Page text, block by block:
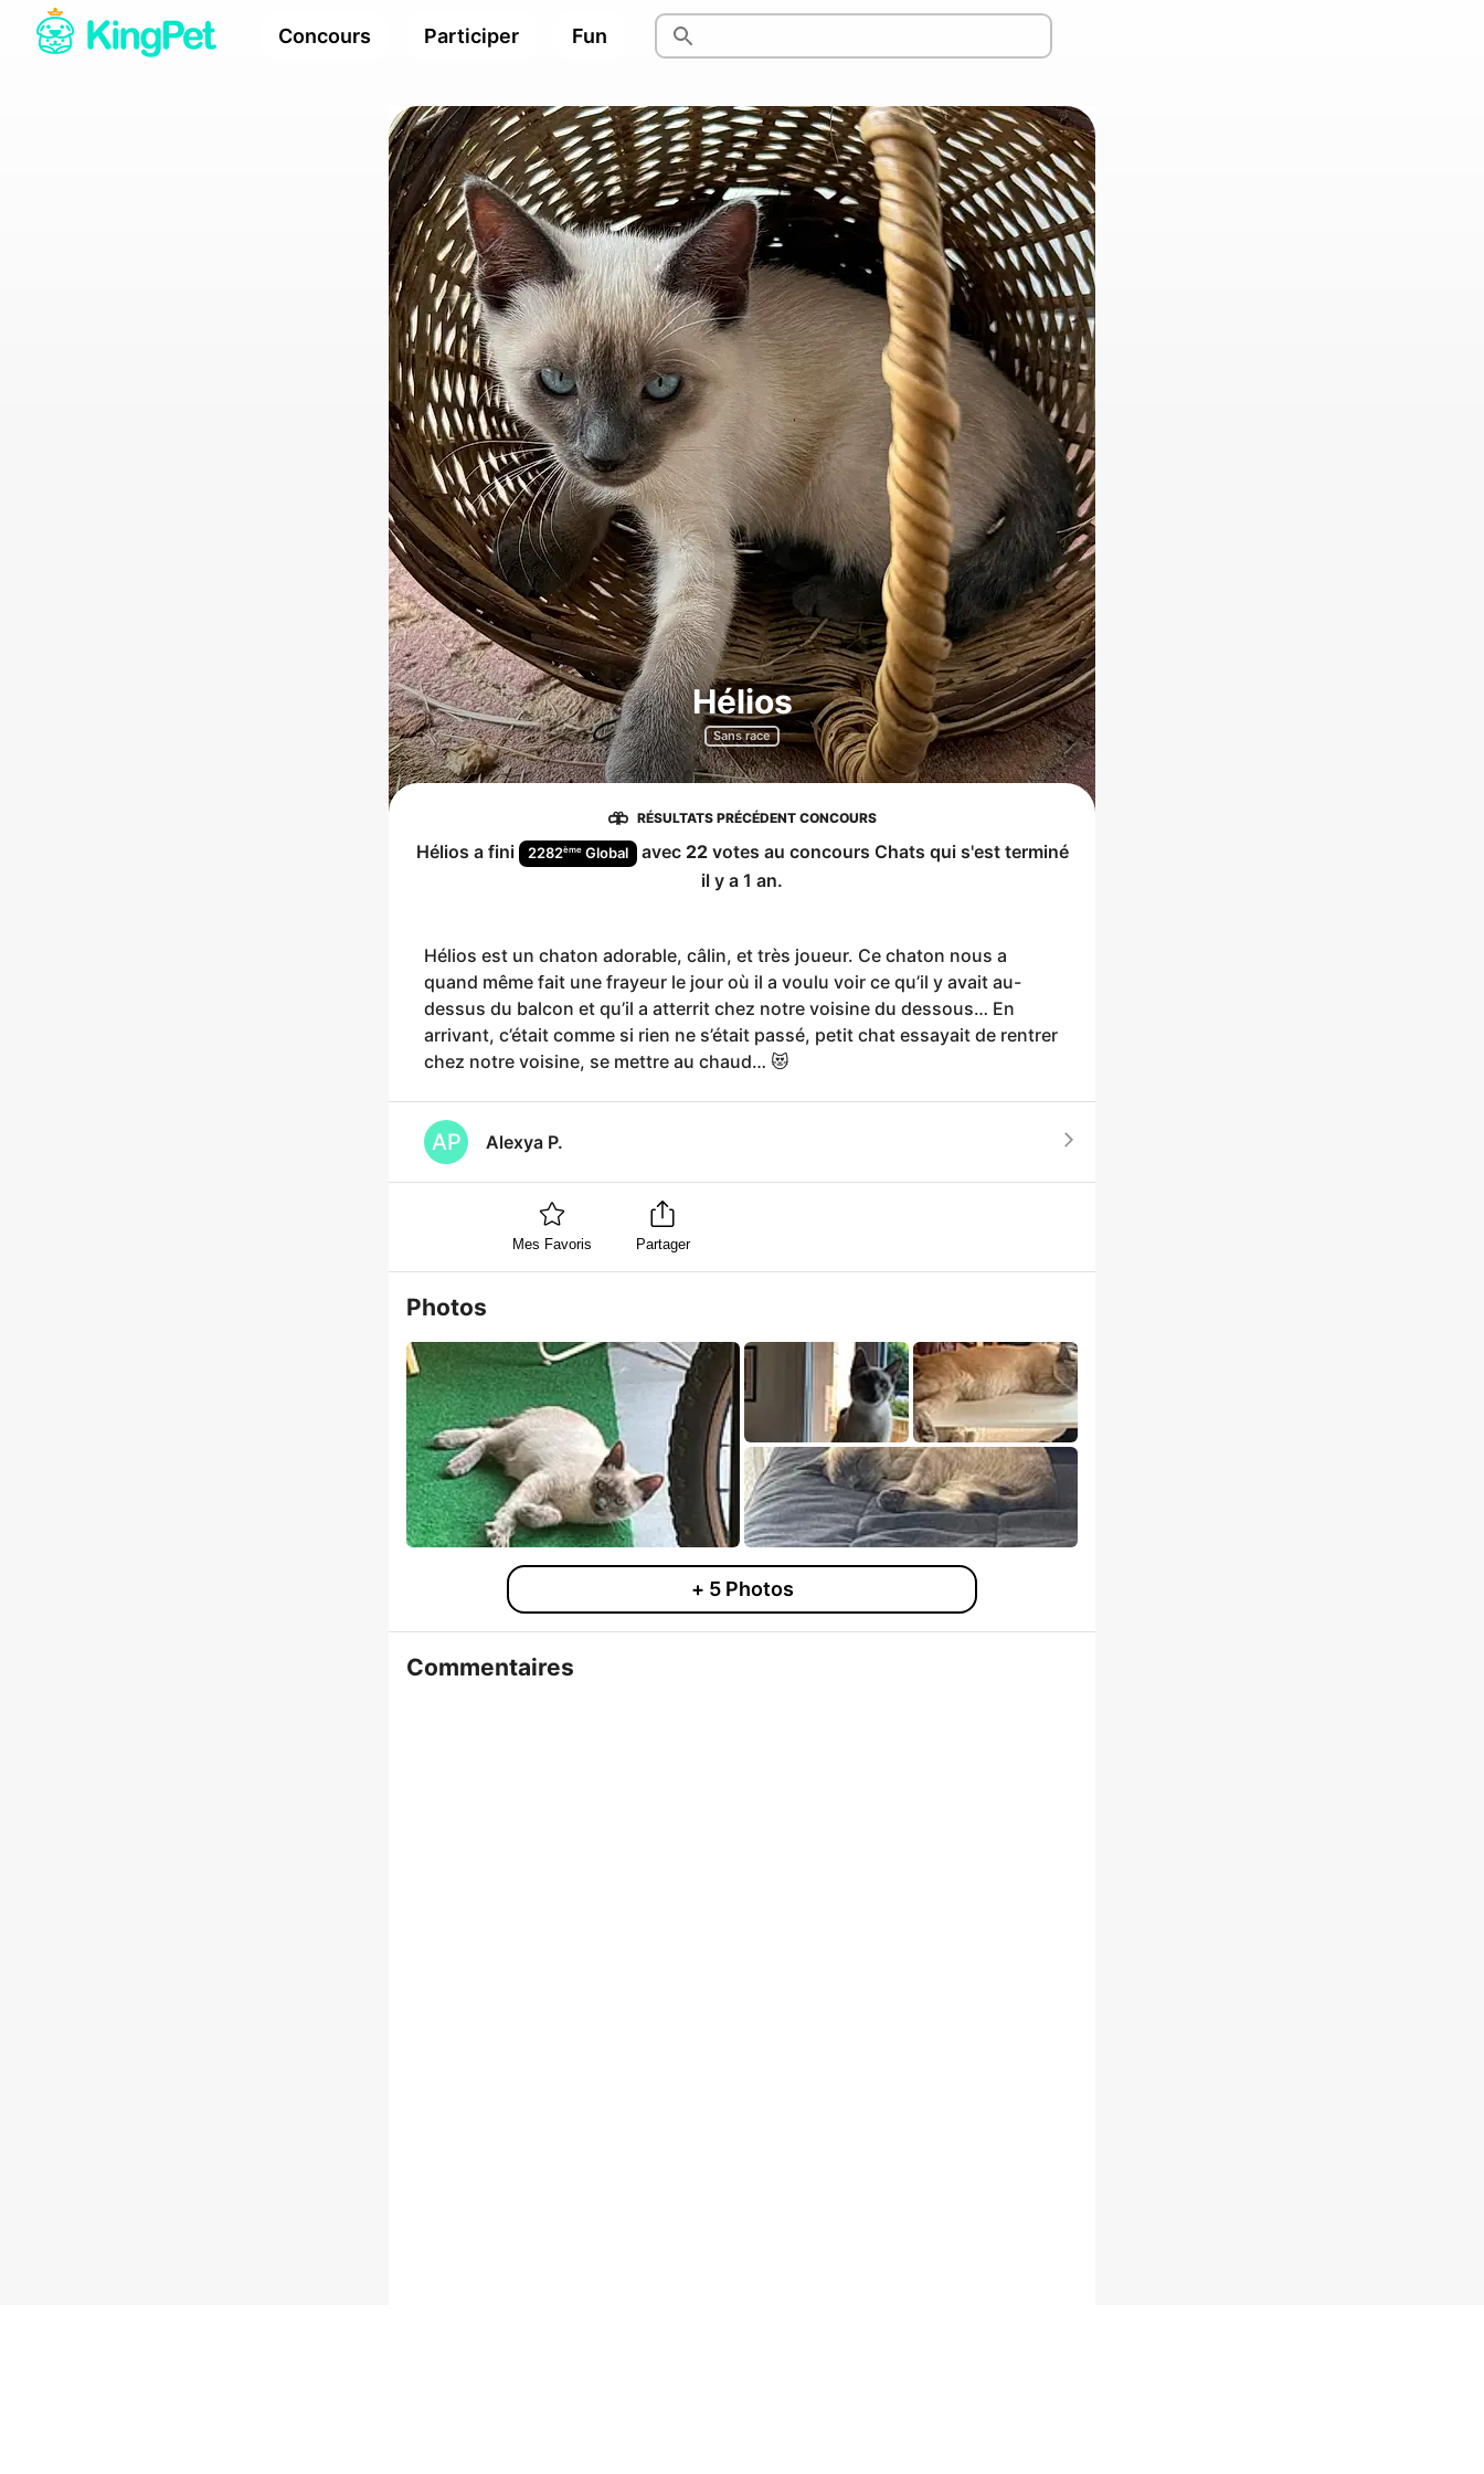
Concours Participer Fun
Hélios
Sans race
RÉSULTATS PRÉCÉDENT CONCOURS
Hélios a fini 2282ème Global avec 22votes au concours Chats qui s'est terminé
il y a 1 an.
Hélios est un chaton adorable, câlin, et très joueur. Ce chaton nous a
quand même fait une frayeur le jour où il a voulu voir ce qu’il y avait au-
dessus du balcon et qu’il a atterrit chez notre voisine du dessous… En
arrivant, c’était comme si rien ne s’était passé, petit chat essayait de rentrer
chez notre voisine, se mettre au chaud… 😻
AP Alexya P.
Mes Favoris Partager
Photos
+ 5 Photos
Commentaires